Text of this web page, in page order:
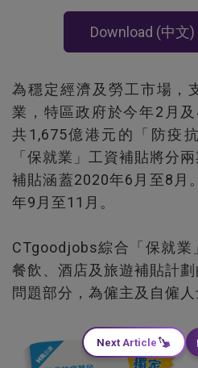
Download (中文)
為穩定經濟及勞工市場，
業，特區政府於今年2月
共1,675億港元的「防疫
「保就業」工資補貼將分
補貼涵蓋2020年6月至8月
年9月至11月。
CTgoodjobs綜合「保就業
餐飲、酒店及旅遊補貼計
問題部分，為僱主及自僱
Next Article